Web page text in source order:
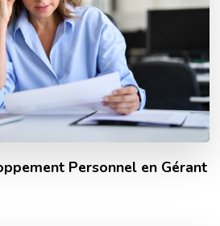
Personnel en Gérant